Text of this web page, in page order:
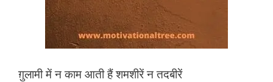
ग़ुलामी में न काम आती हैं शमशीरें न तदबीरें